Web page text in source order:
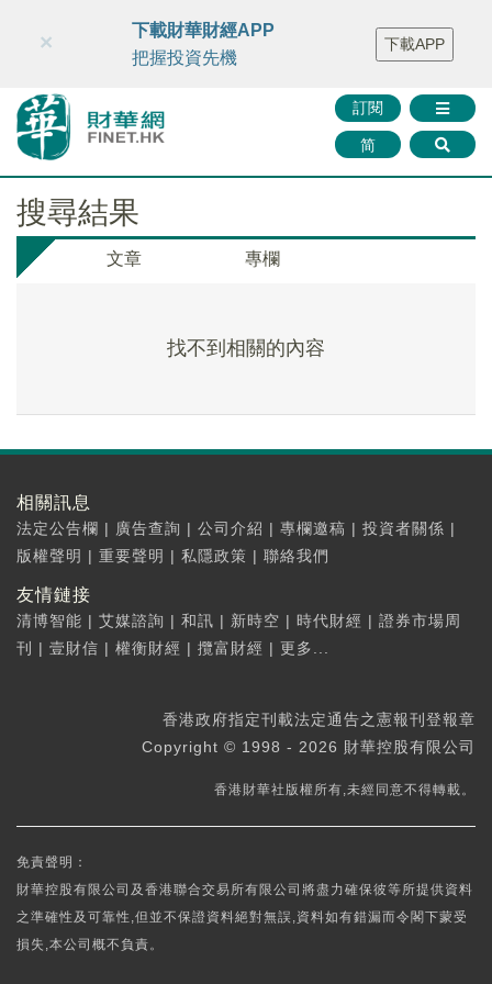
財華智庫網 FINTV FINMETA 財華證券 媒體矩陣
智庫沙龍
聯絡我們
訂閱
简
×
下載財華財經APP
把握投資先機
下載APP
搜尋結果
文章 專欄
找不到相關的內容
相關訊息
法定公告欄 | 廣告查詢 | 公司介紹 | 專欄邀稿 | 投資者關係 |
版權聲明 | 重要聲明 | 私隱政策 | 聯絡我們
友情鏈接
清博智能 | 艾媒諮詢 | 和訊 | 新時空 | 時代財經 | 證券市場周
刊
| 壹財信 | 權衡財經 | 攬富財經 | 更多...
香港政府指定刊載法定通告之憲報刊登報章
Copyright © 1998 - 2026 財華控股有限公司
香港財華社版權所有,未經同意不得轉載。
免責聲明：
財華控股有限公司及香港聯合交易所有限公司將盡力確保彼等所提供資料
之準確性及可靠性,但並不保證資料絕對無誤,資料如有錯漏而令閣下蒙受
損失,本公司概不負責。